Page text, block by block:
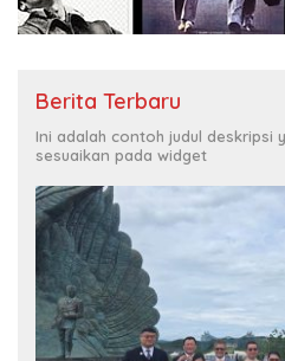
Berita Terbaru
Ini adalah contoh judul deskripsi
sesuaikan pada widget